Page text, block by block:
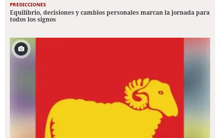
PREDICCIONES
Equilibrio, decisiones y cambios personales marcan la jornada para
todos los signos